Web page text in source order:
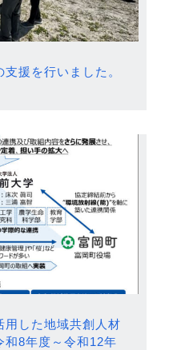
援を行いました。
用した地域共創人材
和8年度～令和12年